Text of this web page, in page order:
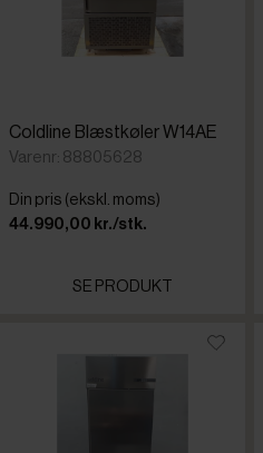
Tilføjet for nylig
Coldline Blæstkøler W14AE
Varenr: 88805628
Din pris (ekskl. moms)
44.990,00 kr./stk.
SE PRODUKT